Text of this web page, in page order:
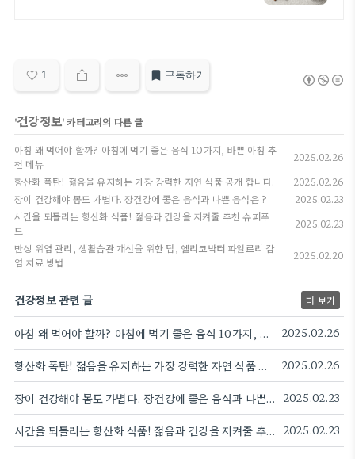
1 구독하기
'건강정보' 카테고리의 다른 글
아침 왜 먹어야 할까? 아침에 먹기 좋은 음식 10가지, 바쁜 아침 추
천 메뉴
2025.02.26
항산화 폭탄! 젊음을 유지하는 가장 강력한 자연 식품 공개 합니다. 2025.02.26
장이 건강해야 몸도 가볍다. 장건강에 좋은 음식과 나쁜 음식은 ? 2025.02.23
시간을 되돌리는 항산화 식품! 젊음과 건강을 지켜줄 추천 슈퍼푸
드
2025.02.23
만성 위염 관리, 생활습관 개선을 위한 팁, 헬리코박터 파일로리 감
염 치료 방법
2025.02.20
건강정보 관련 글 더 보기
아침 왜 먹어야 할까? 아침에 먹기 좋은 음식 10가지, 바쁜 아침 추천 메뉴 2025.02.26
항산화 폭탄! 젊음을 유지하는 가장 강력한 자연 식품 공개 합니다. 2025.02.26
장이 건강해야 몸도 가볍다. 장건강에 좋은 음식과 나쁜 음식은 ? 2025.02.23
시간을 되돌리는 항산화 식품! 젊음과 건강을 지켜줄 추천 슈퍼푸드 2025.02.23